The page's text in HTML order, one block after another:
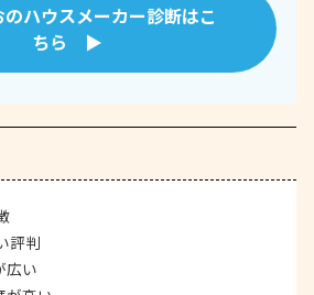
のハウスメーカー診断はこ
ちら ▶
評判
広い